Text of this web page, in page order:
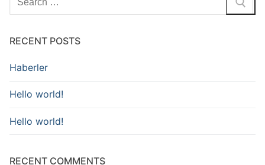
RECENT POSTS
Haberler
Hello world!
Hello world!
RECENT COMMENTS